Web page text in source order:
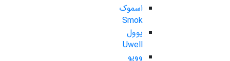
اسموک
Smok
یوول
Uwell
ووپو